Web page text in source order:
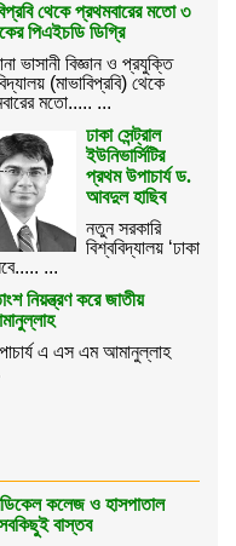
থেকে প্রথমবারের মতো ৩
পিএইচডি ডিগ্রি
ভাসানী বিজ্ঞান ও প্রযুক্তি
(মাভাবিপ্রবি) থেকে
মতো..... ...
ঢাকা সেন্ট্রাল
ইউনিভার্সিটির
প্রথম উপাচার্য ড.
আবদুল হাছিব
নতুন সরকারি
বিশ্ববিদ্যালয় ‘ঢাকা
...
নিয়ন্ত্রণ করে জাতীয়
এ এস এম আমানুল্লাহ
কলেজ ও হাসপাতাল
বাস্তব